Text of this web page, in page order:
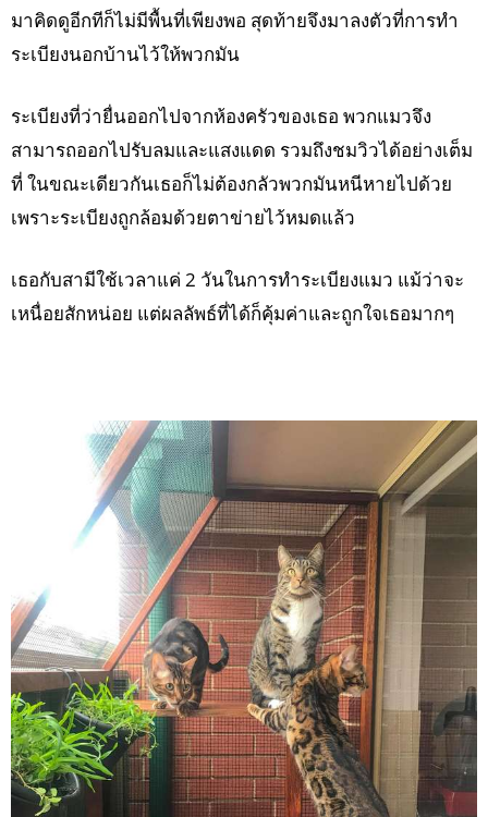
มาคิดดูอีกทีก็ไม่มีพื้นที่เพียงพอ สุดท้ายจึงมาลงตัวที่การทำ
ระเบียงนอกบ้านไว้ให้พวกมัน
ระเบียงที่ว่ายื่นออกไปจากห้องครัวของเธอ พวกแมวจึง
สามารถออกไปรับลมและแสงแดด รวมถึงชมวิวได้อย่างเต็ม
ที่ ในขณะเดียวกันเธอก็ไม่ต้องกลัวพวกมันหนีหายไปด้วย
เพราะระเบียงถูกล้อมด้วยตาข่ายไว้หมดแล้ว
เธอกับสามีใช้เวลาแค่ 2 วันในการทำระเบียงแมว แม้ว่าจะ
เหนื่อยสักหน่อย แต่ผลลัพธ์ที่ได้ก็คุ้มค่าและถูกใจเธอมากๆ